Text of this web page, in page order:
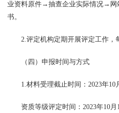
业资料原件→抽查企业实际情况→
书。
2.评定机构定期开展评定工作，
（四）申报时间与方式
1.材料受理截止时间：2023年10
资质等级评定时间：2023年10月